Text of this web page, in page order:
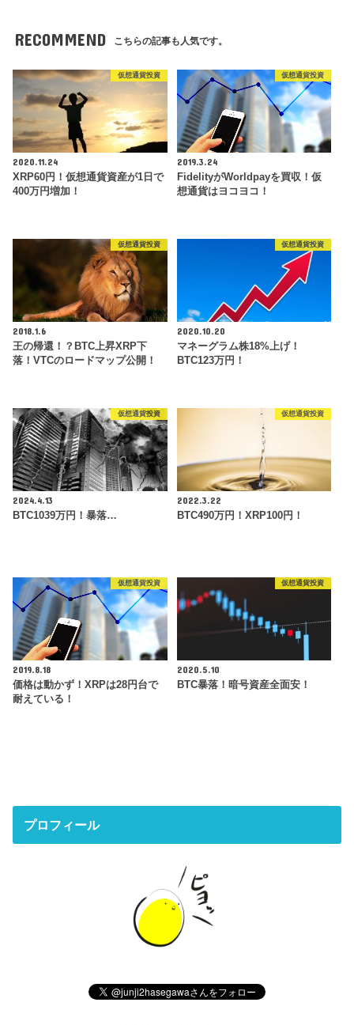
RECOMMEND こちらの記事も人気です。
仮想通貨投資
2020.11.24
XRP60円！仮想通貨資産が1日で
400万円増加！
仮想通貨投資
2019.3.24
FidelityがWorldpayを買収！仮
想通貨はヨコヨコ！
仮想通貨投資
2018.1.6
王の帰還！？BTC上昇XRP下
落！VTCのロードマップ公開！
仮想通貨投資
2020.10.20
マネーグラム株18%上げ！
BTC123万円！
仮想通貨投資
2024.4.13
BTC1039万円！暴落…
仮想通貨投資
2022.3.22
BTC490万円！XRP100円！
仮想通貨投資
2019.8.18
価格は動かず！XRPは28円台で
耐えている！
仮想通貨投資
2020.5.10
BTC暴落！暗号資産全面安！
プロフィール